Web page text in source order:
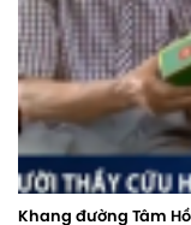
Khang đường Tâm